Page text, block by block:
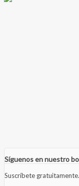
Síguenos en nuestro
Suscríbete gratuitamente.